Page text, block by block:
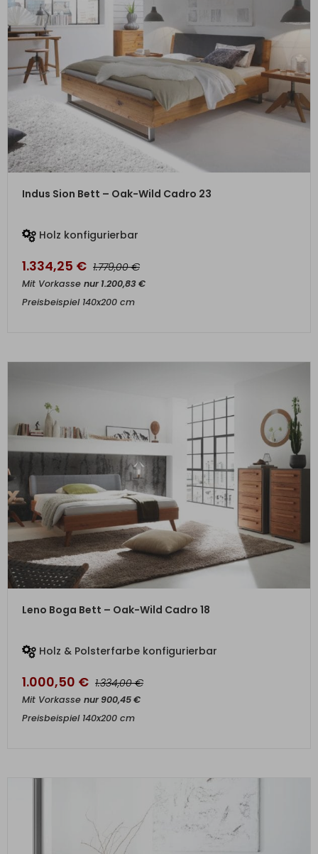
ZUM PRODUKT
Indus Sion Bett – Oak-Wild Cadro 23
Holz konfigurierbar
1.334,25 € 1.779,00€
Mit Vorkasse nur1.200,83€
Preisbeispiel 140x200 cm
ZUM PRODUKT
Leno Boga Bett – Oak-Wild Cadro 18
Holz & Polsterfarbe konfigurierbar
1.000,50 € 1.334,00€
Mit Vorkasse nur900,45€
Preisbeispiel 140x200 cm